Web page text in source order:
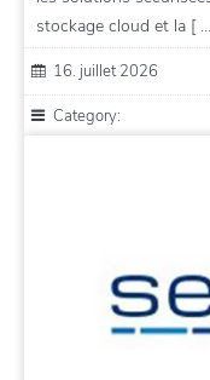
stockage cloud et la [
16. juillet 2026
Category: